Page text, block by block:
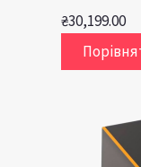
₴30,199.00